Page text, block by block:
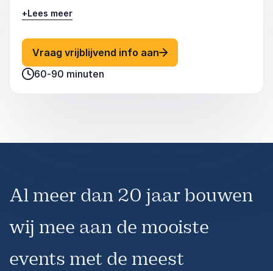
menselijke waarden en cultuur zijn in het
bouwen van een sterk merk. Hij biedt
voorbeelden van hoe bedrijven succes kunnen
behalen door te investeren in hun medewerkers
en het creëren van een sterke interne
merkidentiteit.
+Lees meer
Vraag vrijblijvend info aan: Fons Van Dyck
60-90 minuten
Al meer dan 20 jaar bouwen
wij mee aan de mooiste
events met de meest